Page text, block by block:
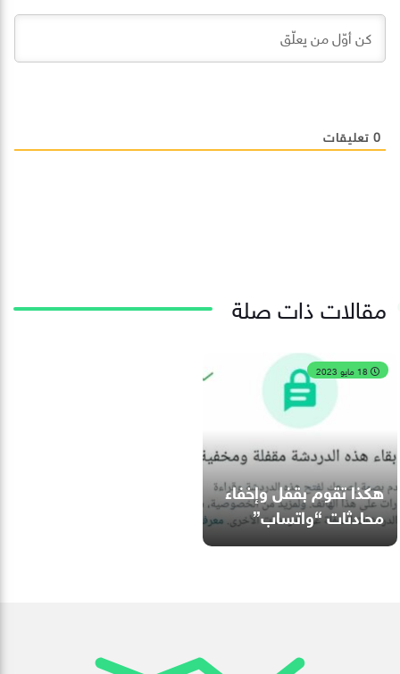
0 تعليقات
مقالات ذات صلة
هكذا تقوم بقفل وإخفاء
محادثات “واتساب”